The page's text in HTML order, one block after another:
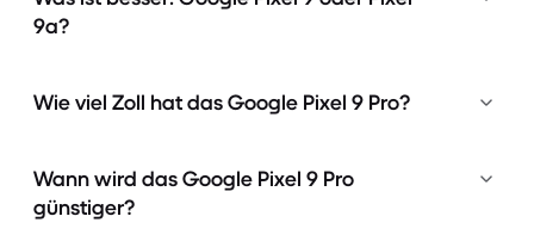
9a?
Wie viel Zoll hat das Google Pixel 9 Pro?
Wann wird das Google Pixel 9 Pro
günstiger?